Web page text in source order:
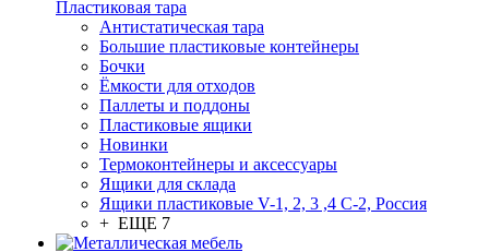
Пластиковая тара
Антистатическая тара
Большие пластиковые контейнеры
Бочки
Ёмкости для отходов
Паллеты и поддоны
Пластиковые ящики
Новинки
Термоконтейнеры и аксессуары
Ящики для склада
Ящики пластиковые V-1, 2, 3 ,4 С-2, Россия
+ ЕЩЕ 7